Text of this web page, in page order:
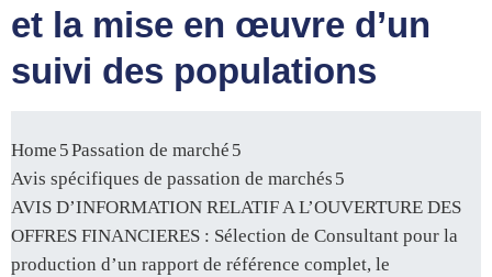
et la mise en œuvre d’un
suivi des populations
Home
Passation de marché
Avis spécifiques de passation de marchés
AVIS D’INFORMATION RELATIF A L’OUVERTURE DES
OFFRES FINANCIERES : Sélection de Consultant pour la
production d’un rapport de référence complet, le